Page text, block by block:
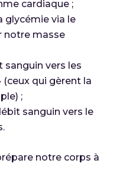
cardiaque ;
glycémie via le
notre masse
vers les
(ceux qui gèrent la
;
sanguin vers le
notre corps à